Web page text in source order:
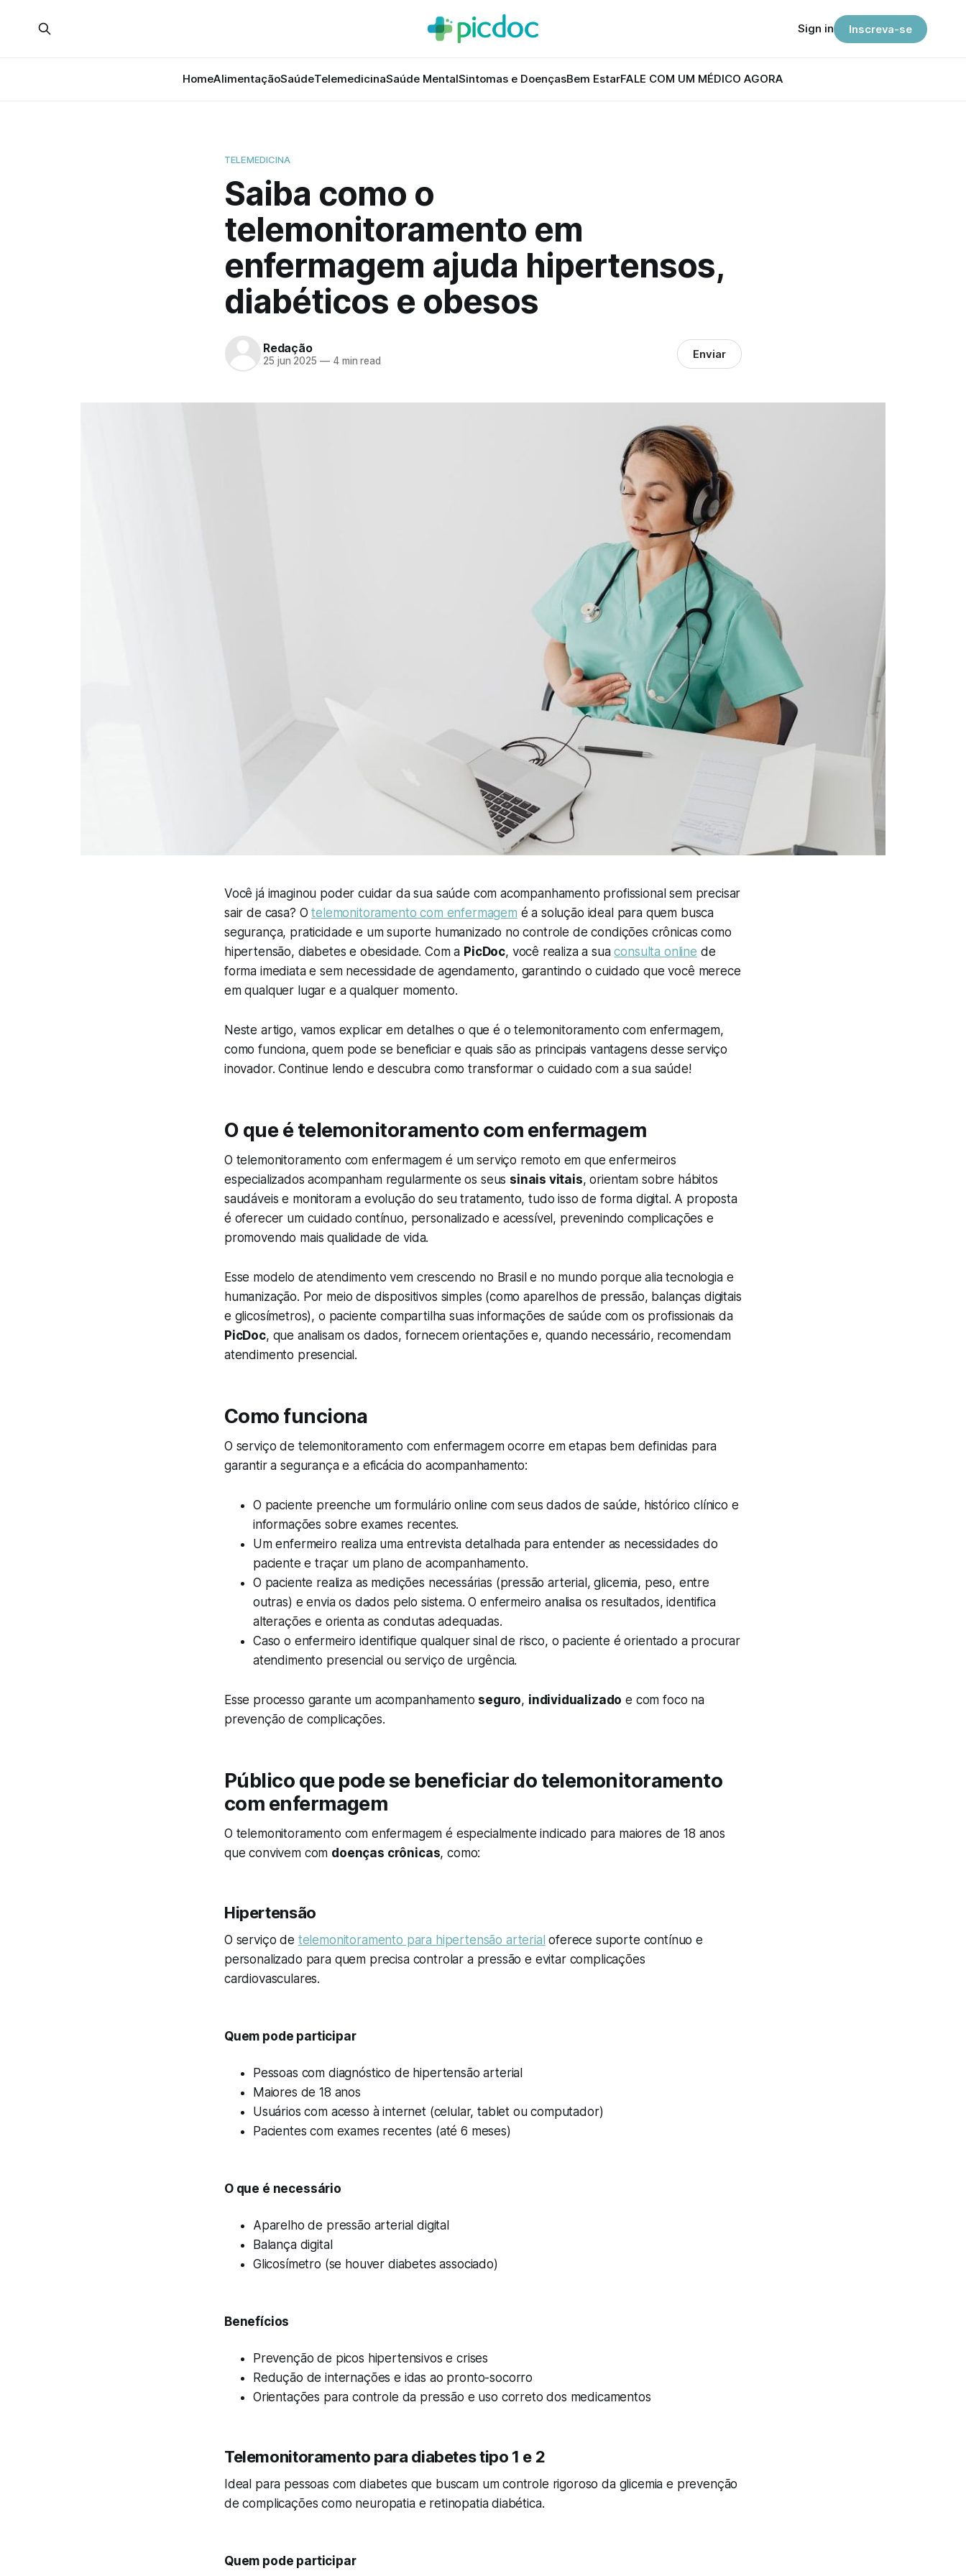
HomeAlimentaçãoSaúdeTelemedicinaSaúde MentalSintomas e DoençasBem EstarFALE COM UM MÉDICO AGORA
Sign in Inscreva-se
TELEMEDICINA
Saiba como o
telemonitoramento em
enfermagem ajuda hipertensos,
diabéticos e obesos
Redação
25 jun 2025 —4 min read Enviar
Você já imaginou poder cuidar da sua saúde com acompanhamento profissional sem precisar
sair de casa? Otelemonitoramento com enfermagem é a solução ideal para quem busca
segurança, praticidade e um suporte humanizado no controle de condições crônicas como
hipertensão, diabetes e obesidade. Com a PicDoc, você realiza a suaconsulta online de
forma imediata e sem necessidade de agendamento, garantindo o cuidado que você merece
em qualquer lugar e a qualquer momento.
Neste artigo, vamos explicar em detalhes o que é o telemonitoramento com enfermagem,
como funciona, quem pode se beneficiar e quais são as principais vantagens desse serviço
inovador. Continue lendo e descubra como transformar o cuidado com a sua saúde!
O que é telemonitoramento com enfermagem
O telemonitoramento com enfermagem é um serviço remoto em que enfermeiros
especializados acompanham regularmente os seus sinais vitais, orientam sobre hábitos
saudáveis e monitoram a evolução do seu tratamento, tudo isso de forma digital. A proposta
é oferecer um cuidado contínuo, personalizado e acessível, prevenindo complicações e
promovendo mais qualidade de vida.
Esse modelo de atendimento vem crescendo no Brasil e no mundo porque alia tecnologia e
humanização. Por meio de dispositivos simples (como aparelhos de pressão, balanças digitais
e glicosímetros), o paciente compartilha suas informações de saúde com os profissionais da
PicDoc, que analisam os dados, fornecem orientações e, quando necessário, recomendam
atendimento presencial.
Como funciona
O serviço de telemonitoramento com enfermagem ocorre em etapas bem definidas para
garantir a segurança e a eficácia do acompanhamento:
O paciente preenche um formulário online com seus dados de saúde, histórico clínico e
informações sobre exames recentes.
Um enfermeiro realiza uma entrevista detalhada para entender as necessidades do
paciente e traçar um plano de acompanhamento.
O paciente realiza as medições necessárias (pressão arterial, glicemia, peso, entre
outras) e envia os dados pelo sistema. O enfermeiro analisa os resultados, identifica
alterações e orienta as condutas adequadas.
Caso o enfermeiro identifique qualquer sinal de risco, o paciente é orientado a procurar
atendimento presencial ou serviço de urgência.
Esse processo garante um acompanhamento seguro, individualizado e com foco na
prevenção de complicações.
Público que pode se beneficiar do telemonitoramento
com enfermagem
O telemonitoramento com enfermagem é especialmente indicado para maiores de 18 anos
que convivem com doenças crônicas, como:
Hipertensão
O serviço de telemonitoramento para hipertensão arterial oferece suporte contínuo e
personalizado para quem precisa controlar a pressão e evitar complicações
cardiovasculares.
Quem pode participar
Pessoas com diagnóstico de hipertensão arterial
Maiores de 18 anos
Usuários com acesso à internet (celular, tablet ou computador)
Pacientes com exames recentes (até 6 meses)
O que é necessário
Aparelho de pressão arterial digital
Balança digital
Glicosímetro (se houver diabetes associado)
Benefícios
Prevenção de picos hipertensivos e crises
Redução de internações e idas ao pronto-socorro
Orientações para controle da pressão e uso correto dos medicamentos
Telemonitoramento para diabetes tipo 1 e 2
Ideal para pessoas com diabetes que buscam um controle rigoroso da glicemia e prevenção
de complicações como neuropatia e retinopatia diabética.
Quem pode participar